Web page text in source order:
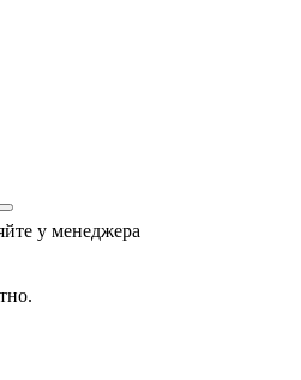
у менеджера